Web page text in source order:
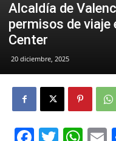
Alcaldía de
permisos de viaje
Center
20 diciembre, 2025